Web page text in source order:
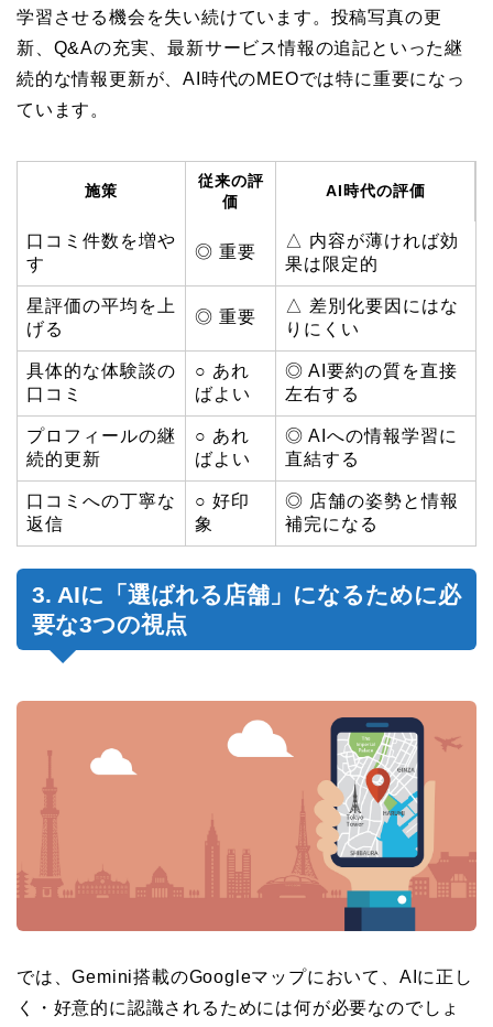
学習させる機会を失い続けています。投稿写真の更
新、Q&Aの充実、最新サービス情報の追記といった継
続的な情報更新が、AI時代のMEOでは特に重要になっ
ています。
施策
従来の評
価
AI時代の評価
口コミ件数を増や
す
◎ 重要
△ 内容が薄ければ効
果は限定的
星評価の平均を上
げる
◎ 重要
△ 差別化要因にはな
りにくい
具体的な体験談の
口コミ
○ あれ
ばよい
◎ AI要約の質を直接
左右する
プロフィールの継
続的更新
○ あれ
ばよい
◎ AIへの情報学習に
直結する
口コミへの丁寧な
返信
○ 好印
象
◎ 店舗の姿勢と情報
補完になる
3. AIに「選ばれる店舗」になるために必
要な3つの視点
では、Gemini搭載のGoogleマップにおいて、AIに正し
く・好意的に認識されるためには何が必要なのでしょ